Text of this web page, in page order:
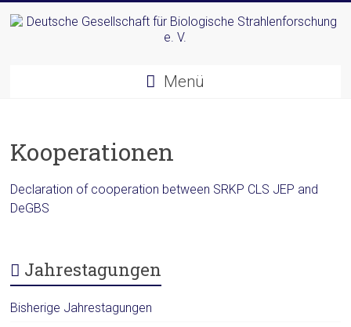
Inhalt
Gesellschaft
Biologische
Strahlenforschung
e.
Menü
Kooperationen
Declaration of cooperation between SRKP CLS JEP and
DeGBS
Jahrestagungen
Bisherige Jahrestagungen